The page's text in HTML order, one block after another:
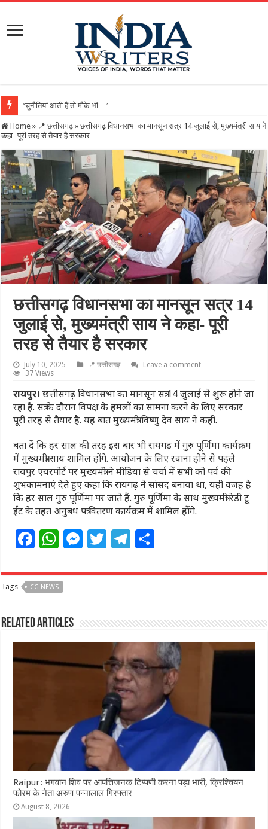
‘चुनौतियां आती हैं तो मौके भी…’, दिल्ली-IIT में मोदी बोले- ‘ज
Home » 📍 छत्तीसगढ़ » छत्तीसगढ़ विधानसभा का मानसून सत्र 14 जुलाई से, मुख्यमंत्री साय ने
कहा- पूरी तरह से तैयार है सरकार
छत्तीसगढ़ विधानसभा का मानसून सत्र 14
जुलाई से, मुख्यमंत्री साय ने कहा- पूरी
तरह से तैयार है सरकार
July 10, 2025 📍 छत्तीसगढ़
Leave a comment
37 Views
रायपुर।छत्तीसगढ़ विधानसभा का मानसून सत्र 14 जुलाई से शुरू होने जा
रहा है. सत्र के दौरान विपक्ष के हमलों का सामना करने के लिए सरकार
पूरी तरह से तैयार है. यह बात मुख्यमंत्री विष्णु देव साय ने कही.
बता दें कि हर साल की तरह इस बार भी रायगढ़ में गुरु पूर्णिमा कार्यक्रम
में मुख्यमंत्री साय शामिल होंगे. आयोजन के लिए रवाना होने से पहले
रायपुर एयरपोर्ट पर मुख्यमंत्री ने मीडिया से चर्चा में सभी को पर्व की
शुभकामनाएं देते हुए कहा कि रायगढ़ ने सांसद बनाया था, यही वजह है
कि हर साल गुरु पूर्णिमा पर जाते हैं. गुरु पूर्णिमा के साथ मुख्यमंत्री रेडी टू
ईट के तहत अनुबंध पत्र वितरण कार्यक्रम में शामिल होंगे.
F
c
e
b
o
o
k
W
at
s
A
p
M
ss
n
g
r
T
itt
r
T
e
ra
m
ar
Tags CG NEWS
Related Articles
Raipur: भगवान शिव पर आपत्तिजनक टिप्पणी करना पड़ा भारी, क्रिश्चियन
फोरम के नेता अरुण पन्नालाल गिरफ्तार
August 8, 2026